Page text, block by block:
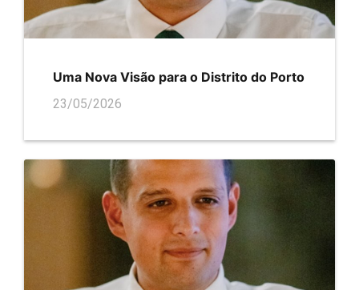
Uma Nova Visão para o Distrito do Porto
23/05/2026